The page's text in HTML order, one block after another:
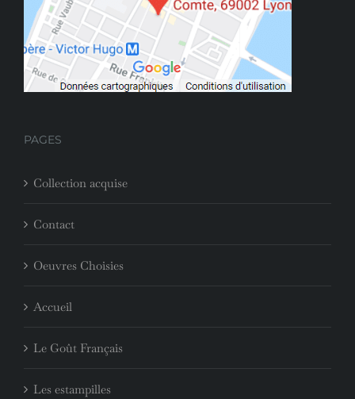
PAGES
Collection acquise
Contact
Oeuvres Choisies
Accueil
Le Goût Français
Les estampilles